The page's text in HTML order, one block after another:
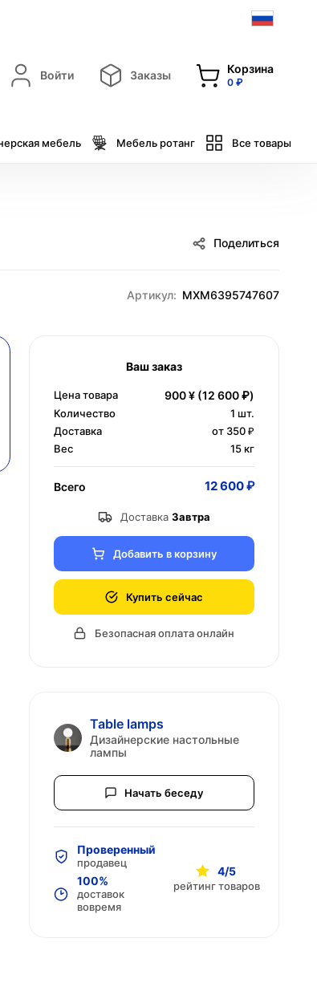
Войти Заказы Корзина
0 ₽
мебель Мебель ротанг Все товары
Поделиться
Артикул: MXM6395747607
Ваш заказ
Цена товара 900 ¥ (12 600 ₽)
Количество 1 шт.
Доставка
от 350 ₽
Вес
15 кг
Всего 12 600 ₽
Доставка Завтра
Добавить в корзину
Купить сейчас
Безопасная оплата онлайн
Table lamps
Дизайнерские настольные
лампы
Начать беседу
Проверенный
продавец
100%
доставок
вовремя
4/5
рейтинг товаров